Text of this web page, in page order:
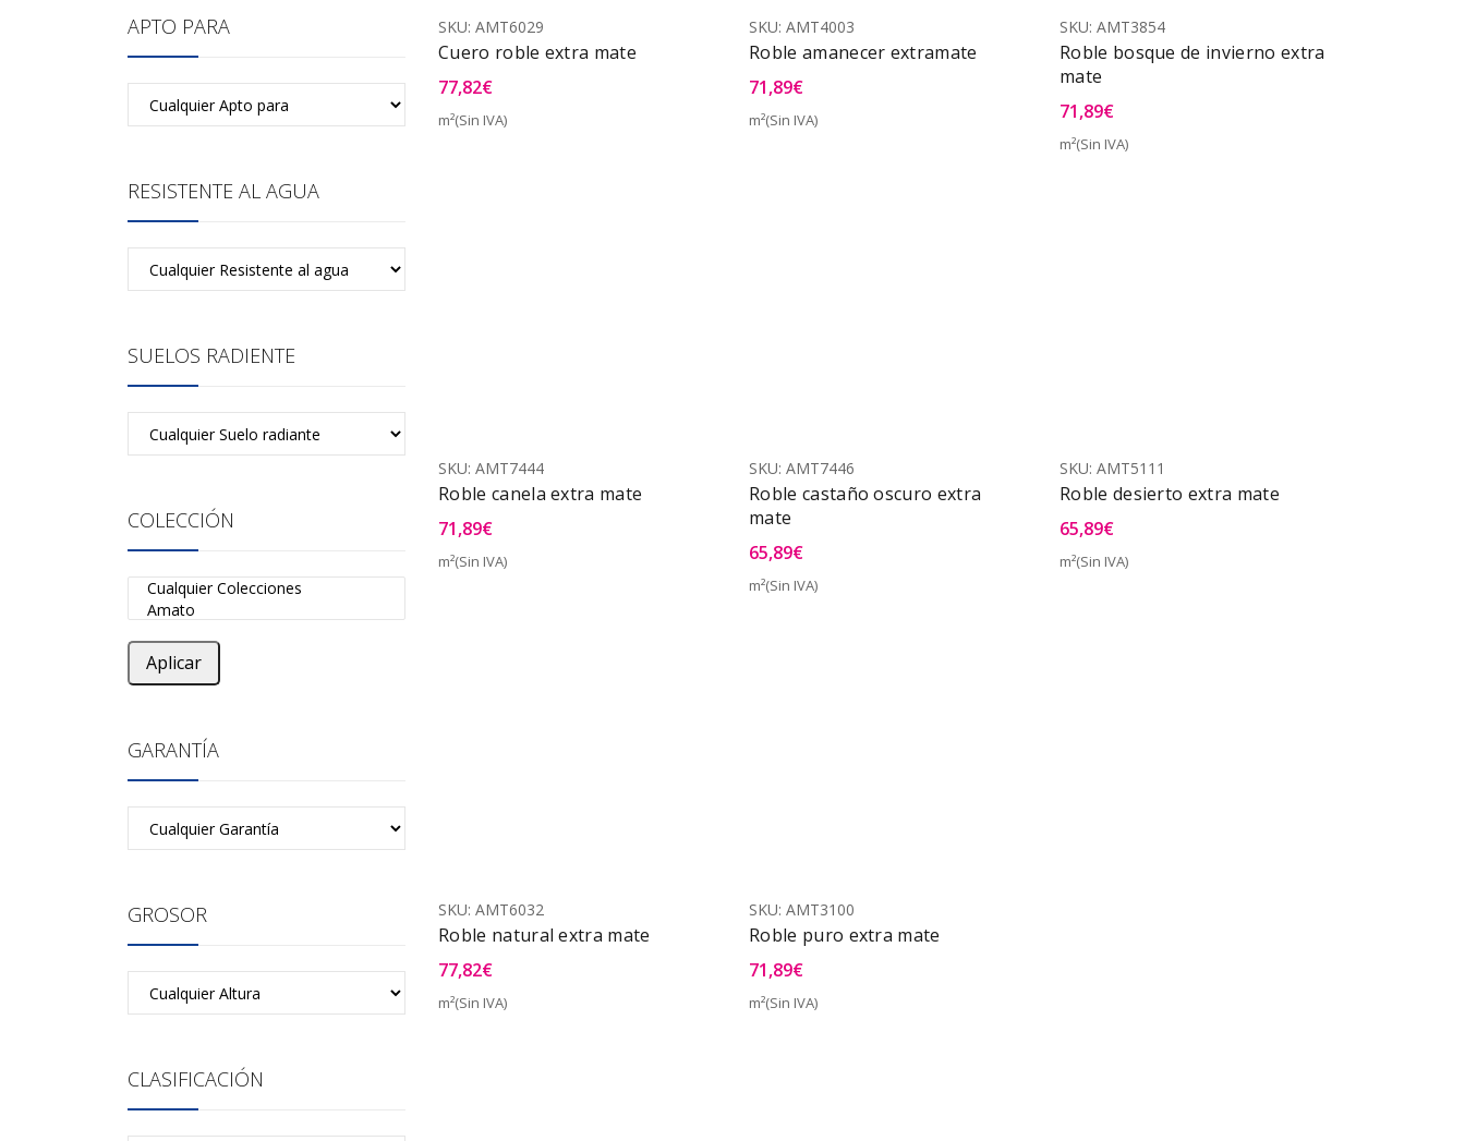
SKU: AMT6029
Cuero roble extra mate
77,82€
m²(Sin IVA)
SKU: AMT4003
Roble amanecer extramate
71,89€
m²(Sin IVA)
SKU: AMT3854
Roble bosque de invierno extra
mate
71,89€
m²(Sin IVA)
SKU: AMT7444
Roble canela extra mate
71,89€
m²(Sin IVA)
SKU: AMT7446
Roble castaño oscuro extra
mate
65,89€
m²(Sin IVA)
SKU: AMT5111
Roble desierto extra mate
65,89€
m²(Sin IVA)
SKU: AMT6032
Roble natural extra mate
77,82€
m²(Sin IVA)
SKU: AMT3100
Roble puro extra mate
71,89€
m²(Sin IVA)
APTO PARA
RESISTENTE AL AGUA
SUELOS RADIENTE
COLECCIÓN
Aplicar
GARANTÍA
GROSOR
CLASIFICACIÓN